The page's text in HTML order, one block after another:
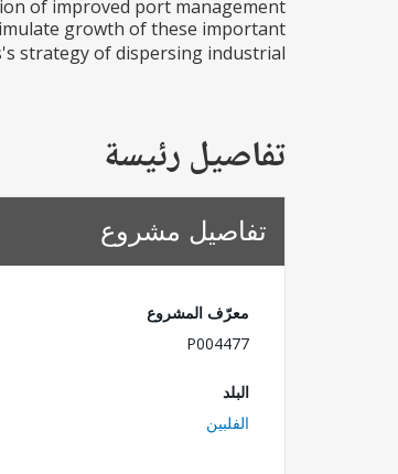
of improved port management
growth of these important
strategy of dispersing industrial...
تفاصيل رئيسة
تفاصيل مشروع
معرّف المشروع
P004477
البلد
الفلبين